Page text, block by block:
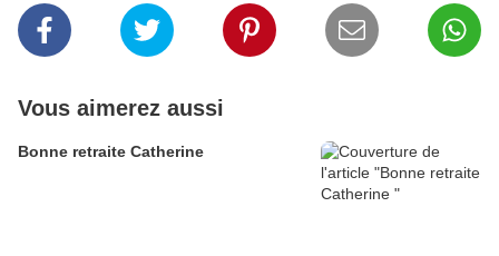
Vous aimerez aussi
Bonne retraite Catherine